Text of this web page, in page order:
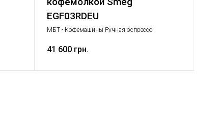
EGF03RDEU
МБТ - Кофемашины Ручная эспрессо
41 600 грн.